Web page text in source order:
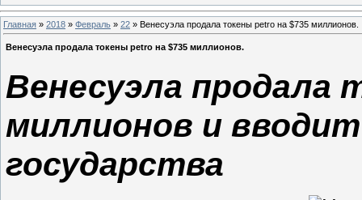
Главная » 2018 » Февраль » 22 » Венесуэла продала токены petro на $735 миллионов.
Венесуэла продала токены petro на $735 миллионов.
Венесуэла продала
миллионов и
государства